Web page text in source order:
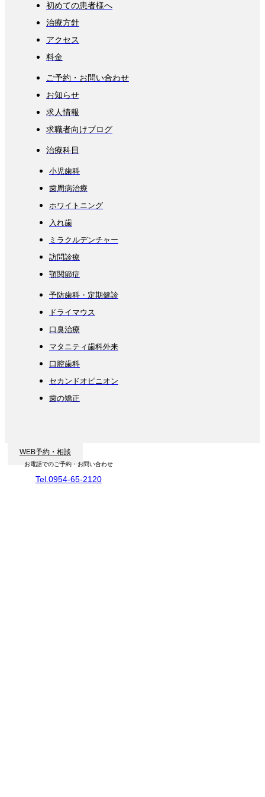
初めての患者様へ
治療方針
アクセス
料金
ご予約・お問い合わせ
お知らせ
求人情報
求職者向けブログ
治療科目
小児歯科
歯周病治療
ホワイトニング
入れ歯
ミラクルデンチャー
訪問診療
顎関節症
予防歯科・定期健診
ドライマウス
口臭治療
マタニティ歯科外来
口腔歯科
セカンドオピニオン
歯の矯正
WEB予約・相談
お電話でのご予約・お問い合わせ
Tel.0954-65-2120